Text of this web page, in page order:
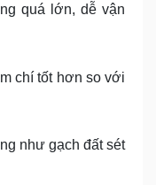
quá lớn, dễ vận
chí tốt hơn so với
như gạch đất sét